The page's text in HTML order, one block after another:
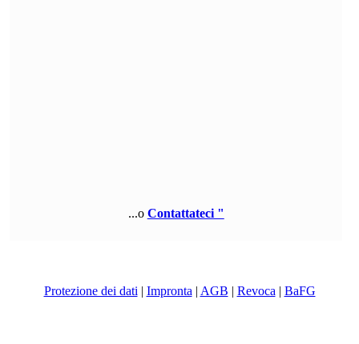
...o Contattateci "
Protezione dei dati | Impronta | AGB | Revoca | BaFG